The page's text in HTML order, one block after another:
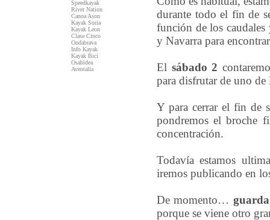
Speedkayak
River Nation
Canoa Ason
Kayak Soria
Kayak Leon
Clase Cinco
Ondabrava
Info Kayak
Kayak Bici
Osabidea
Aventalia
durante todo el fin de
función de los
y Navarra para
El sábado 2
para disfrutar de uno de
Y para cerrar el fin de
pondremos el broche
concentración.
Todavía estamos
iremos publicando en
De momento…
porque se viene otro